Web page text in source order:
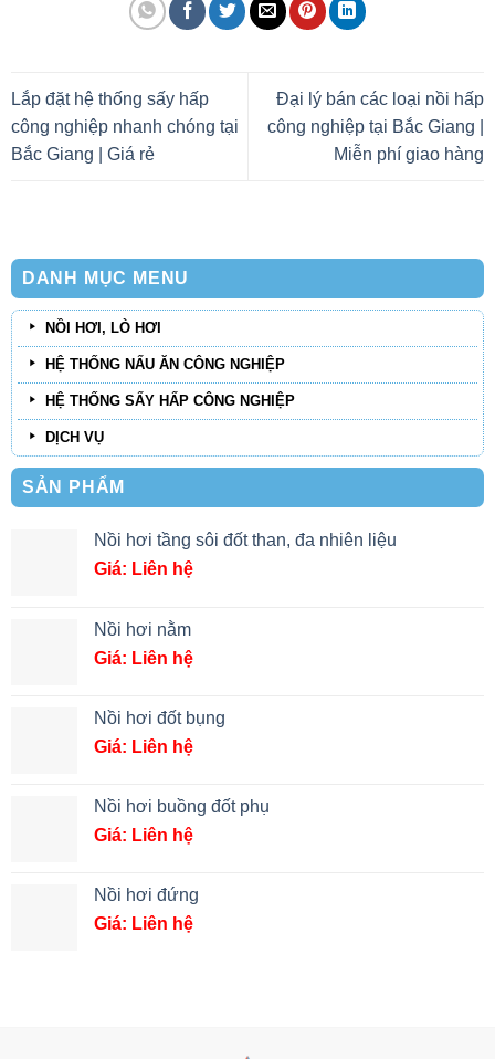
Lắp đặt hệ thống sấy hấp
công nghiệp nhanh chóng tại
Bắc Giang | Giá rẻ
Đại lý bán các loại nồi hấp
công nghiệp tại Bắc Giang |
Miễn phí giao hàng
DANH MỤC MENU
NỒI HƠI, LÒ HƠI
HỆ THỐNG NẤU ĂN CÔNG NGHIỆP
HỆ THỐNG SẤY HẤP CÔNG NGHIỆP
DỊCH VỤ
SẢN PHẨM
Nồi hơi tầng sôi đốt than, đa nhiên liệu
Giá: Liên hệ
Nồi hơi nằm
Giá: Liên hệ
Nồi hơi đốt bụng
Giá: Liên hệ
Nồi hơi buồng đốt phụ
Giá: Liên hệ
Nồi hơi đứng
Giá: Liên hệ